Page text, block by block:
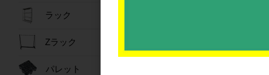
ラック
Zラック
パレット